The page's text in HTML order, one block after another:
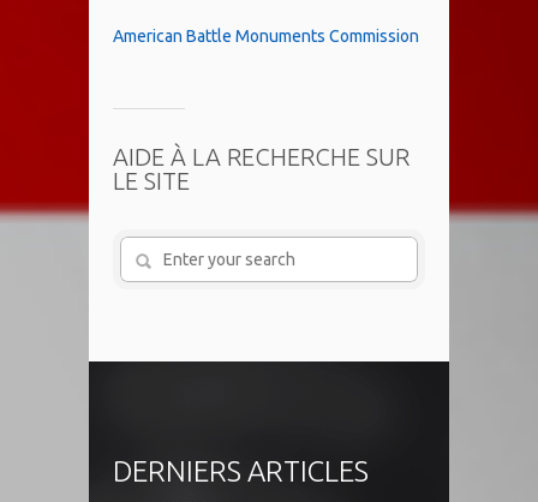
American Battle Monuments Commission
AIDE À LA RECHERCHE SUR
LE SITE
DERNIERS ARTICLES